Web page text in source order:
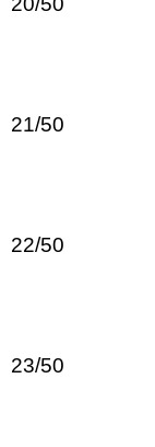
21/50
22/50
23/50